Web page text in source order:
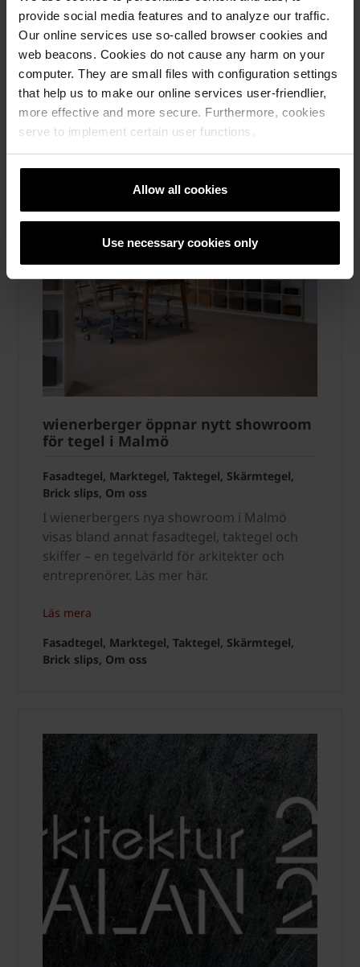
provide social media features and to analyze our traffic.
Our online services use so-called browser cookies and
web beacons. Cookies do not cause any harm on your
computer. They are small files with configuration settings
that help us to make our online services user-friendlier,
more effective and more secure. Furthermore, cookies
serve to implement certain user functions.
Allow all cookies
Use necessary cookies only
Läs mera
Fasadtegel
wienerberger öppnar nytt showroom
för tegel i Malmö
Fasadtegel, Marktegel, Taktegel, Skärmtegel,
Brick slips, Om oss
I wienerbergers nya showroom i Malmö
visas bland annat fasadtegel, taktegel och
skiffer – en tegelvärld för arkitekter och
entreprenörer. Läs mer här.
Läs mera
Fasadtegel, Marktegel, Taktegel, Skärmtegel,
Brick slips, Om oss